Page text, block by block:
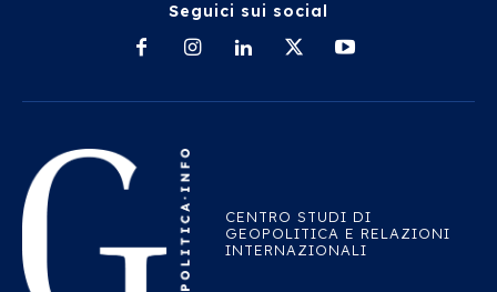
Seguici sui social
CENTRO STUDI DI
GEOPOLITICA E RELAZIONI
INTERNAZIONALI